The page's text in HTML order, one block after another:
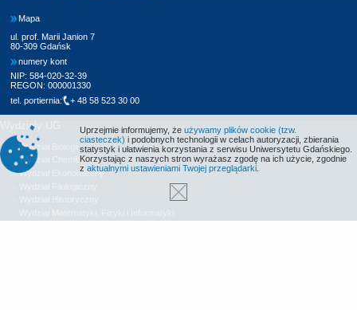
Mapa
ul. prof. Marii Janion 7
80-309 Gdańsk
numery kont
NIP: 584-020-32-39
REGON: 000001330
tel. portiernia:
+ 48 58 523 30 00
Wydziały UG
Wydział Biologii
Wydział Chemii
Wydział Ekonomiczny
Uprzejmie informujemy, że używamy plików cookie (tzw.
ciasteczek) i podobnych technologii w celach autoryzacji, zbierania
statystyk i ułatwienia korzystania z serwisu Uniwersytetu Gdańskiego.
Korzystając z naszych stron wyrażasz zgodę na ich użycie, zgodnie
z aktualnymi ustawieniami Twojej przeglądarki